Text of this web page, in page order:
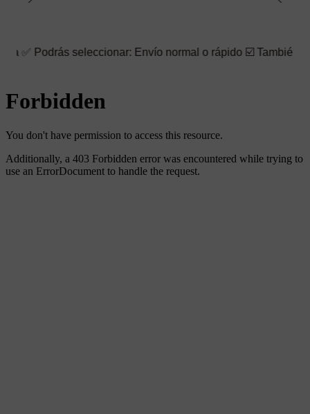
Envío normal o rápido ☑️ También puedes